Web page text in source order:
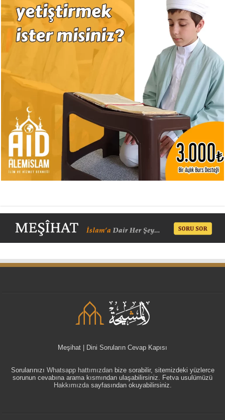
Meşihat | Dini Soruların Cevap Kapısı
Sorularınızı Whatsapp hattımızdanbize sorabilir, sitemizdeki yüzlerce
sorunun cevabına arama kısmından ulaşabilirsiniz. Fetva usulümüzü
Hakkımızdasayfasından okuyabilirsiniz.